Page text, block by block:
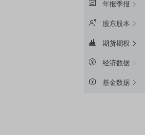
年报季报
股东股本
期货期权
经济数据
基金数据